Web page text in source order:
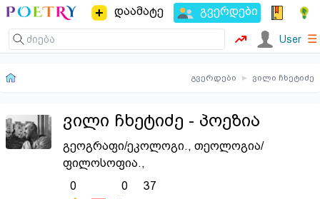
დაამატე გვერდები
User ☰
გვერდები ▸ ვილი ჩხეტიძე
ვილი ჩხეტიძე - პოეზია
გეოგრაფი/ეკოლოგი., თეოლოგია/
ფილოსოფია.,
0
0 37